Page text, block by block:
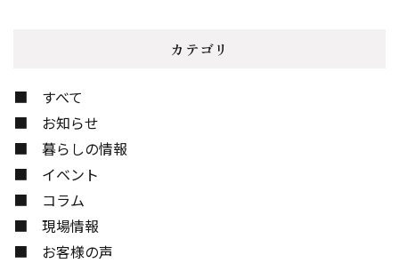
カテゴリ
すべて
お知らせ
暮らしの情報
イベント
コラム
現場情報
お客様の声